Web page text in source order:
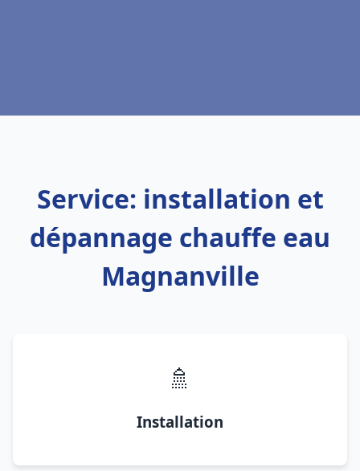
Service: installation et
dépannage chauffe eau
Magnanville
🚿
Installation